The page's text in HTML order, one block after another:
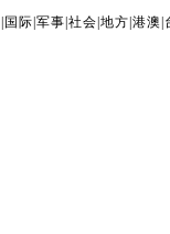
国际 |军事 |社会 |地方 |港澳